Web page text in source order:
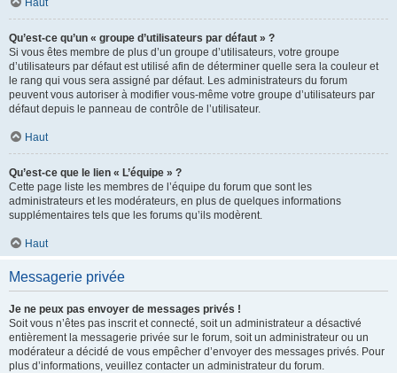
Haut
Qu’est-ce qu’un « groupe d’utilisateurs par défaut » ?
Si vous êtes membre de plus d’un groupe d’utilisateurs, votre groupe
d’utilisateurs par défaut est utilisé afin de déterminer quelle sera la couleur et
le rang qui vous sera assigné par défaut. Les administrateurs du forum
peuvent vous autoriser à modifier vous-même votre groupe d’utilisateurs par
défaut depuis le panneau de contrôle de l’utilisateur.
Haut
Qu’est-ce que le lien « L’équipe » ?
Cette page liste les membres de l’équipe du forum que sont les
administrateurs et les modérateurs, en plus de quelques informations
supplémentaires tels que les forums qu’ils modèrent.
Haut
Messagerie privée
Je ne peux pas envoyer de messages privés !
Soit vous n’êtes pas inscrit et connecté, soit un administrateur a désactivé
entièrement la messagerie privée sur le forum, soit un administrateur ou un
modérateur a décidé de vous empêcher d’envoyer des messages privés. Pour
plus d’informations, veuillez contacter un administrateur du forum.